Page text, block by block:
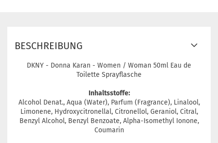
BESCHREIBUNG
DKNY - Donna Karan - Women / Woman 50ml Eau de
Toilette Sprayflasche
Inhaltsstoffe:
Alcohol Denat., Aqua (Water), Parfum (Fragrance), Linalool,
Limonene, Hydroxycitronellal, Citronellol, Geraniol, Citral,
Benzyl Alcohol, Benzyl Benzoate, Alpha-Isomethyl Ionone,
Coumarin